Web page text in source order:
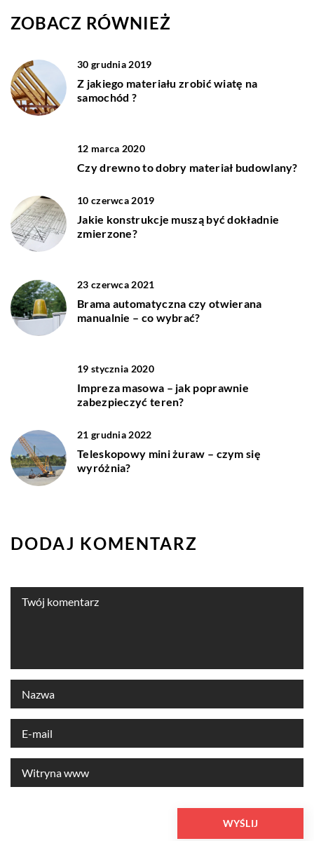
ZOBACZ RÓWNIEŻ
30 grudnia 2019
Z jakiego materiału zrobić wiatę na
samochód ?
12 marca 2020
Czy drewno to dobry materiał budowlany?
10 czerwca 2019
Jakie konstrukcje muszą być dokładnie
zmierzone?
23 czerwca 2021
Brama automatyczna czy otwierana
manualnie – co wybrać?
19 stycznia 2020
Impreza masowa – jak poprawnie
zabezpieczyć teren?
21 grudnia 2022
Teleskopowy mini żuraw – czym się
wyróżnia?
DODAJ KOMENTARZ